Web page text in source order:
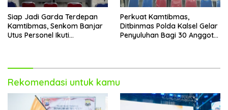
Siap Jadi Garda Terdepan
Kamtibmas, Senkom Banjar
Utus Personel Ikuti
Perkuat Kamtibmas,
Ditbinmas Polda Kalsel Gelar
Penyuluhan Bagi 30 Anggota
Rekomendasi untuk kamu